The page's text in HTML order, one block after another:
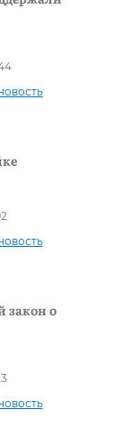
закон о